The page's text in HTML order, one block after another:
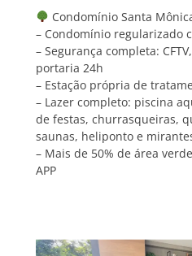
Condomínio Santa
– Condomínio regularizado
– ⁠Segurança completa:
portaria 24h
– ⁠Estação própria de
– ⁠Lazer completo: piscina
de festas, churrasqueiras,
saunas, heliponto e
– ⁠Mais de 50% de área
APP